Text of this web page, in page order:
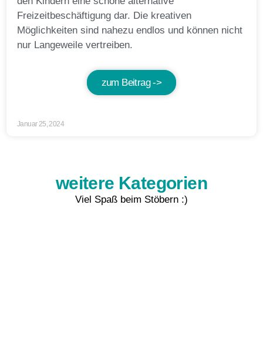
Freizeitbeschäftigung dar. Die kreativen
Möglichkeiten sind nahezu endlos und können nicht
nur Langeweile vertreiben.
zum Beitrag ->
Januar 25, 2024
weitere Kategorien
Viel Spaß beim Stöbern :)